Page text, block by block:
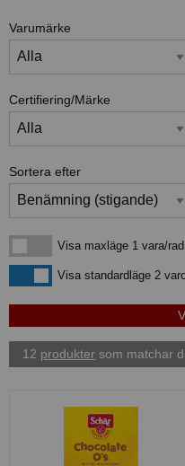
Varumärke
Certifiering/Märke
Sortera efter
Visa maxläge 1 vara/rad
Visa maxläge 1 vara/rad
Visa standardlägeVisa standardläge 2
12 produkter som matchar